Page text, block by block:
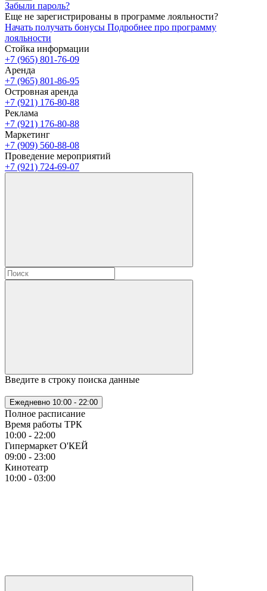
Забыли пароль?
Еще не зарегистрированы в программе лояльности?
Начать получать бонусы Подробнее про программу
лояльности
Стойка информации
+7 (965) 801-76-09
Аренда
+7 (965) 801-86-95
Островная аренда
+7 (921) 176-80-88
Реклама
+7 (921) 176-80-88
Маркетинг
+7 (909) 560-88-08
Проведение мероприятий
+7 (921) 724-69-07
Введите в строку поиска данные
Ежедневно 10:00 - 22:00
Полное расписание
Время работы ТРК
10:00 - 22:00
Гипермаркет О'КЕЙ
09:00 - 23:00
Кинотеатр
10:00 - 03:00